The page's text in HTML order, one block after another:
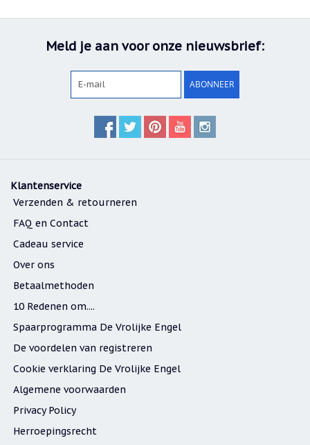
Meld je aan voor onze nieuwsbrief:
ABONNEER
Klantenservice
Verzenden & retourneren
FAQ en Contact
Cadeau service
Over ons
Betaalmethoden
10 Redenen om....
Spaarprogramma De Vrolijke Engel
De voordelen van registreren
Cookie verklaring De Vrolijke Engel
Algemene voorwaarden
Privacy Policy
Herroepingsrecht